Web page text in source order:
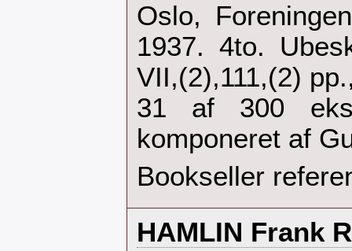
‎Oslo,
1937. 4to.
VII,(2),111,(2)
31 af 300
komponeret af
Bookseller
‎HAMLIN Frank